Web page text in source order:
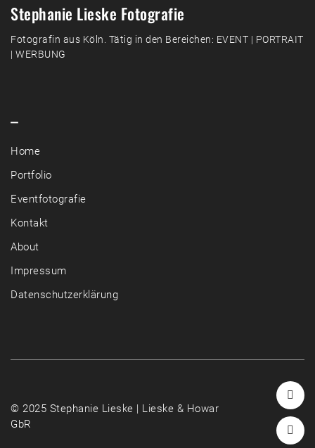
Stephanie Lieske Fotografie
Fotografin aus Köln. Tätig in den Bereichen: EVENT | PORTRAIT
| WERBUNG
–
Home
Portfolio
Eventfotografie
Kontakt
About
Impressum
Datenschutzerklärung
© 2025 Stephanie Lieske | Lieske & Howar
GbR